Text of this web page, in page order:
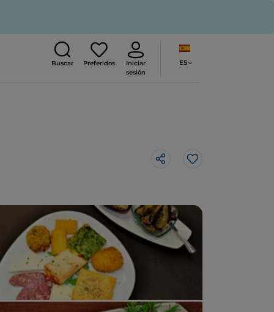
Buscar Preferidos
Iniciar
sesión
ES
Me gusta